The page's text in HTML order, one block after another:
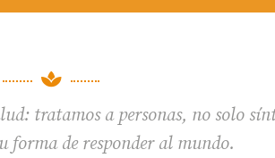

tratamos a personas, no solo
forma de responder al mundo.